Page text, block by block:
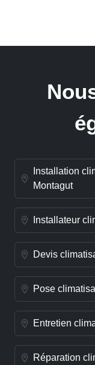
Installation
Montagut
Installateur
Devis
Pose
Entretien
Réparation